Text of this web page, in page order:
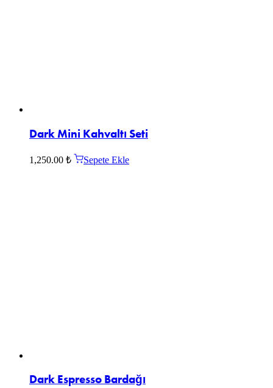
Dark Mini Kahvaltı Seti
1,250.00 ₺ Sepete Ekle
Dark Espresso Bardağı